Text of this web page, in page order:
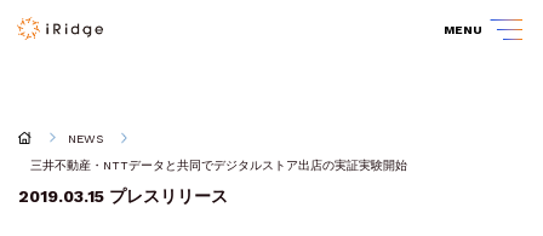
MENU
NEWS
三井不動産・NTTデータと共同でデジタルストア出店の実証実験開始
2019.03.15 プレスリリース